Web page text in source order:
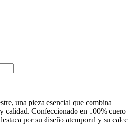
una pieza esencial que combina
calidad. Confeccionado en 100% cuero
por su diseño atemporal y su calce